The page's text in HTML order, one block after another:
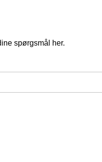
spørgsmål her.